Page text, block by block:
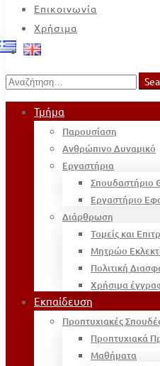
Επικοινωνία
Χρήσιμα
Search
for:
Τμήμα
Παρουσίαση
Ανθρώπινο Δυναμικό
Εργαστήρια
Σπουδαστήριο
Εργαστήριο
Διάρθρωση
Τομείς και
Μητρώο
Πολιτική
Χρήσιμα
Εκπαίδευση
Προπτυχιακές
Προπτυχιακά
Μαθήματα